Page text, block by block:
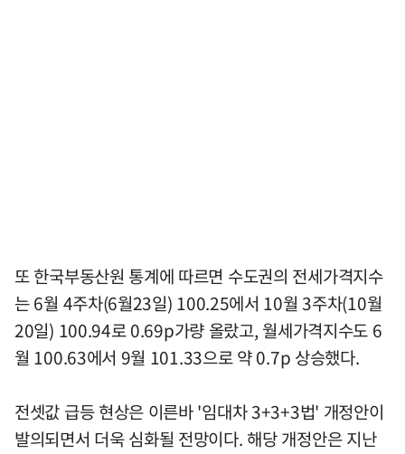
또 한국부동산원 통계에 따르면 수도권의 전세가격지수
는 6월 4주차(6월23일) 100.25에서 10월 3주차(10월
20일) 100.94로 0.69p가량 올랐고, 월세가격지수도 6
월 100.63에서 9월 101.33으로 약 0.7p 상승했다.
전셋값 급등 현상은 이른바 '임대차 3+3+3법' 개정안이
발의되면서 더욱 심화될 전망이다. 해당 개정안은 지난